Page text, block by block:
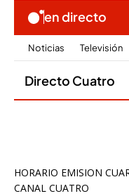
HORARIO EMISION
CANAL CUATRO